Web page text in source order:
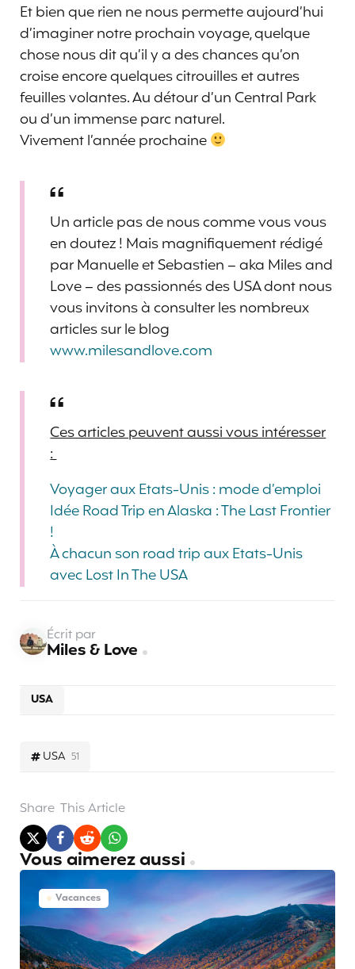
Et bien que rien ne nous permette aujourd’hui
d’imaginer notre prochain voyage, quelque
chose nous dit qu’il y a des chances qu’on
croise encore quelques citrouilles et autres
feuilles volantes. Au détour d’un Central Park
ou d’un immense parc naturel.
Vivement l’année prochaine
Un article pas de nous comme vous vous
en doutez ! Mais magnifiquement rédigé
par Manuelle et Sebastien – aka Miles and
Love – des passionnés des USA dont nous
vous invitons à consulter les nombreux
articles sur le blog
www.milesandlove.com
Ces articles peuvent aussi vous intéresser
:
Voyager aux Etats-Unis : mode d’emploi
Idée Road Trip en Alaska : The Last Frontier
!
À chacun son road trip aux Etats-Unis
avec Lost In The USA
USA 51
USA
Écrit par
Miles & Love
Share This Article
Vous aimerez aussi
Vacances